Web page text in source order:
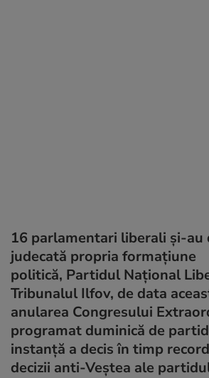
16 parlamentari liberali și-au
judecată propria formațiune
politică, Partidul Național
Tribunalul Ilfov, de data
anularea Congresului
programat duminică de
instanță a decis în timp
decizii anti-Veștea ale